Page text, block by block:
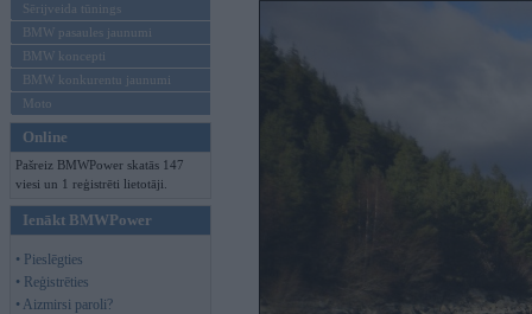
Sērijveida tūnings
BMW pasaules jaunumi
BMW koncepti
BMW konkurentu jaunumi
Moto
Online
Pašreiz BMWPower skatās 147
viesi un 1 reģistrēti lietotāji.
Ienākt BMWPower
• Pieslēgties
• Reģistrēties
• Aizmirsi paroli?